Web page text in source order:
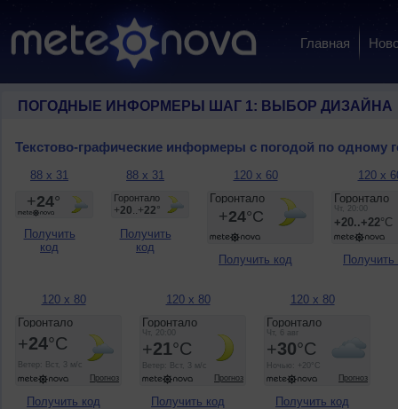
Главная
ПОГОДНЫЕ ИНФОРМЕРЫ ШАГ 1: ВЫБОР ДИЗАЙНА
Текстово-графические информеры с погодой по одному
88 x 31
Получить
код
88 x 31
Получить
код
120 x 60
Получить код
120 x
Получить
120 x 80
Получить код
120 x 80
Получить код
120 x 80
Получить код